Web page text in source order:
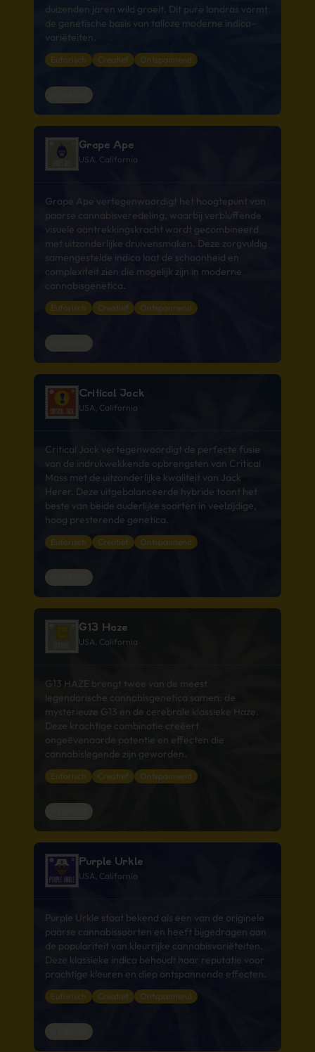
duizenden jaren wild groeit. Dit pure landras vormt
de genetische basis van talloze moderne indica-
variëteiten.
Euforisch Creatief Ontspannend
Grape Ape
USA, California
Grape Ape vertegenwoordigt het hoogtepunt van
paarse cannabisveredeling, waarbij verbluffende
visuele aantrekkingskracht wordt gecombineerd
met uitzonderlijke druivensmaken. Deze zorgvuldig
samengestelde indica laat de schoonheid en
complexiteit zien die mogelijk zijn in moderne
cannabisgenetica.
Euforisch Creatief Ontspannend
Critical Jack
USA, California
Critical Jack vertegenwoordigt de perfecte fusie
van de indrukwekkende opbrengsten van Critical
Mass met de uitzonderlijke kwaliteit van Jack
Herer. Deze uitgebalanceerde hybride toont het
beste van beide ouderlijke soorten in veelzijdige,
hoog presterende genetica.
Euforisch Creatief Ontspannend
G13 Haze
USA, California
G13 HAZE brengt twee van de meest
legendarische cannabisgenetica samen: de
mysterieuze G13 en de cerebrale klassieke Haze.
Deze krachtige combinatie creëert
ongeëvenaarde potentie en effecten die
cannabislegende zijn geworden.
Euforisch Creatief Ontspannend
Purple Urkle
USA, California
Purple Urkle staat bekend als een van de originele
paarse cannabissoorten en heeft bijgedragen aan
de populariteit van kleurrijke cannabisvariëteiten.
Deze klassieke indica behoudt haar reputatie voor
prachtige kleuren en diep ontspannende effecten.
Euforisch Creatief Ontspannend